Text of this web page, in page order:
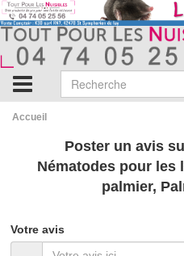
Accueil
Poster un avis
Nématodes pour les
palmier,
Votre avis